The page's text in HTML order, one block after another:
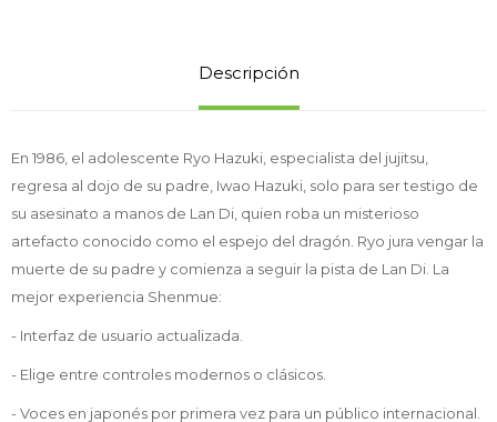
Descripción
En 1986, el adolescente Ryo Hazuki, especialista del jujitsu,
regresa al dojo de su padre, Iwao Hazuki, solo para ser testigo de
su asesinato a manos de Lan Di, quien roba un misterioso
artefacto conocido como el espejo del dragón. Ryo jura vengar la
muerte de su padre y comienza a seguir la pista de Lan Di. La
mejor experiencia Shenmue:
- Interfaz de usuario actualizada.
- Elige entre controles modernos o clásicos.
- Voces en japonés por primera vez para un público internacional.